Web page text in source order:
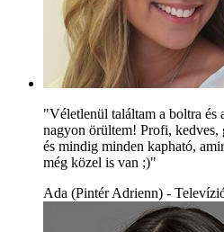
"Véletlenül találtam a boltra és
nagyon örültem! Profi, kedves,
és mindig minden kapható,
még közel is van ;)"
Ada (Pintér Adrienn) -